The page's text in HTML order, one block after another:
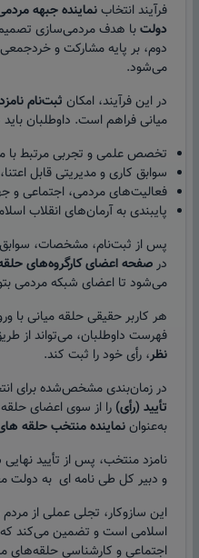
فرآیند انتخابنماینده جبهه
دولتبا هدف مردمی‌سازی
دوم، بر پایه مشارکت و
می‌شود.
در این فرآیند، امکان ثبت‌نام
میانی فراهم است. داوطلبان باید
تخصص علمی و تجربی مرتبط با
سوابق کاری و مدیریتی قابل ‌اعتنا،
فعالیت‌های مردمی، اجتماعی و
پایبندی به آرمان‌های انقلاب
پس از ثبت‌نام، مشخصات،
درصفحه اعضای کارگروه‌های
می‌شود تا اعضای شبکه‌ مردمی
هر کاربر حقیقی حلقه‌ میانی با
فهرست داوطلبان، می‌تواند از
نظر، رأی خود را ثبت کند.
در زمان‌بندی مشخص‌شده برای
تأیید (رأی) را از سوی اعضای
به‌عنواننماینده منتخب حلقه
نامزد منتخب، پس از تأیید
و دبیر کل طی نامه ای به دولت
این سازوکار، تجلی عملی از
اسلامی است و تضمین می‌کند که
اجتماعی و کارشناسی حلقه‌های